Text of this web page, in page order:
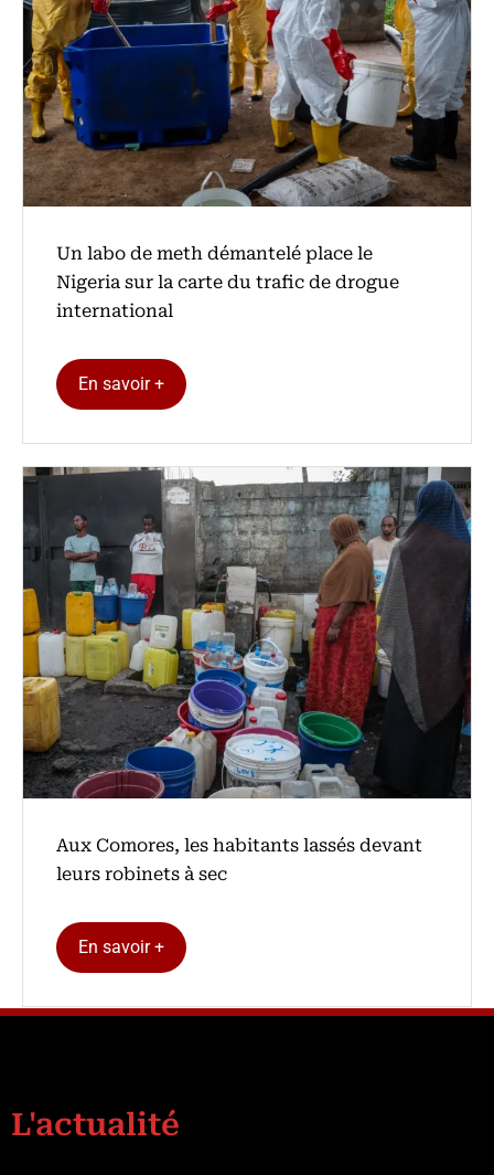
Un labo de meth démantelé place le
Nigeria sur la carte du trafic de drogue
international
En savoir +
Aux Comores, les habitants lassés devant
leurs robinets à sec
En savoir +
L'actualité